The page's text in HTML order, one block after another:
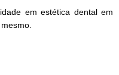
em estética dental em